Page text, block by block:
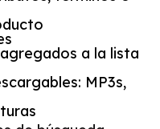
a la lista
MP3s,